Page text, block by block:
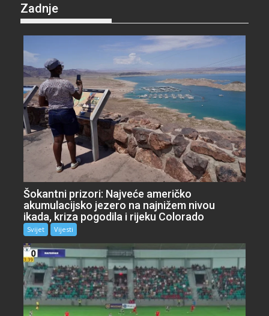
Zadnje
Šokantni prizori: Najveće američko
akumulacijsko jezero na najnižem nivou
ikada, kriza pogodila i rijeku Colorado
Svijet Vijesti